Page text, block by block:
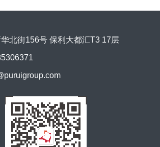
北街156号 保利大都汇T3 17层